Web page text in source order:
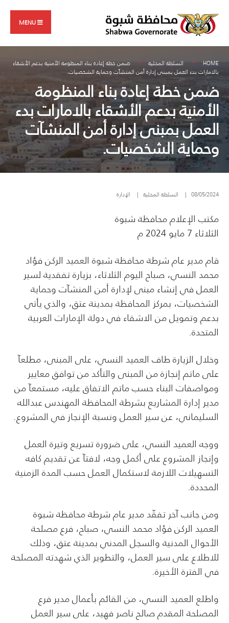
content
MENU
HOME السلطة المحلية
ضمن خطة إعادة بناء المنظومة الأمنية بدعم الأشقاء
بالامارات بدء العمل بمبنى إدارة أمن المنشآت وحماية الشخصيات.
ضمن خطة إعادة بناء المنظومة
الأمنية بدعم الأشقاء بالامارات بدء
العمل بمبنى إدارة أمن المنشآت
وحماية الشخصيات.
08/05/2024
| السلطة المحلية | الإدارة
مكتب الإعلام محافظة شبوة
الثلاثاء 7 مايو 2024 م
قام مدير عام شرطة محافظة شبوة العميد الركن فؤاد
محمد النسي، صباح اليوم الثلاثاء، بزيارة تفقدية لسير
العمل في إنشاء مبنى لإدارة أمن المنشآت وحماية
الشخصيات، بمركز المحافظة بمدينة عتق، والذي يأتي
بدعم وتمويل من الاشقاء في دولة الإمارات العربية
المتحدة.
وخلال الزيارة طاف العميد النسي، على المبنى، مطلعآ
على ماتم إنجازة من المبنى والتأكد من توافق معايير
ومواصفات البناء حسب ماتم الاتفاق عليه، مستمعآ من
مدير إدارة المشاريع بشرطة المحافظة المهندس عبدالله
السليماني، عن سير العمل ونسبة الإنجاز في المشروع.
ووجه العميد النسي، على ضرورة تسريع وتيرة العمل
وإنجاز المشروع على أكمل وجه، لافتآ عن تقديم كافه
التسهيلات اللازمة لاستكمال العمل حسب المدة الزمنية
المحددة.
ومن جانب آخر تفقّد مدير عام شرطة محافظة شبوة
العميد الركن فؤاد محمد النسي، صباح، فرع مصلحة
الأحوال المدنية والسجل المدني بمدينة عتق، وذلك
للاطلاع على سير العمل، والتطوير الذي شهدته المصلحة
في الفترة الأخيرة.
واطلع العميد النسي، من القائم بأعمال مدير فرع
المصلحة المقدم صالح ناصر فهيد، على سير العمل
for: